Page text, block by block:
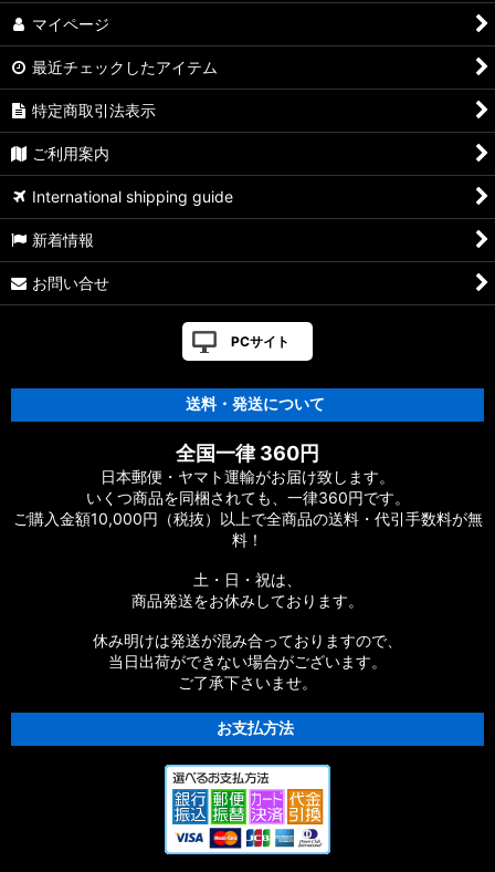
マイページ
最近チェックしたアイテム
特定商取引法表示
ご利用案内
International shipping guide
新着情報
お問い合せ
PCサイト
送料・発送について
全国一律 360円
日本郵便・ヤマト運輸がお届け致します。
いくつ商品を同梱されても、一律360円です。
ご購入金額10,000円（税抜）以上で全商品の送料・代引手数料が無
料！
土・日・祝は、
商品発送をお休みしております。
休み明けは発送が混み合っておりますので、
当日出荷ができない場合がございます。
ご了承下さいませ。
お支払方法